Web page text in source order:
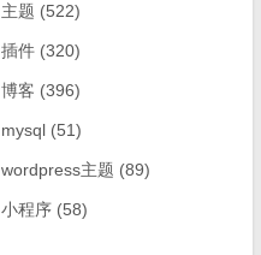
主题 (522)
插件 (320)
博客 (396)
mysql (51)
wordpress主题 (89)
小程序 (58)